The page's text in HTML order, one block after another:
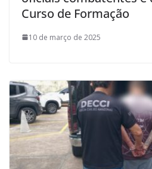
Curso de Formação
10 de março de 2025